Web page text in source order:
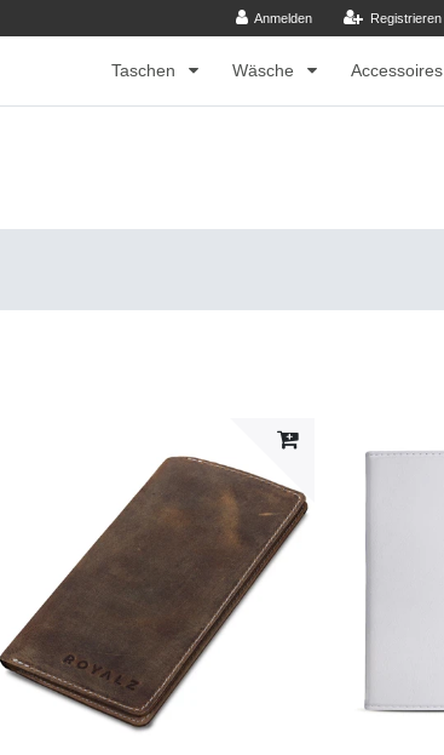
Anmelden Registrieren
Taschen Wäsche Accessoires